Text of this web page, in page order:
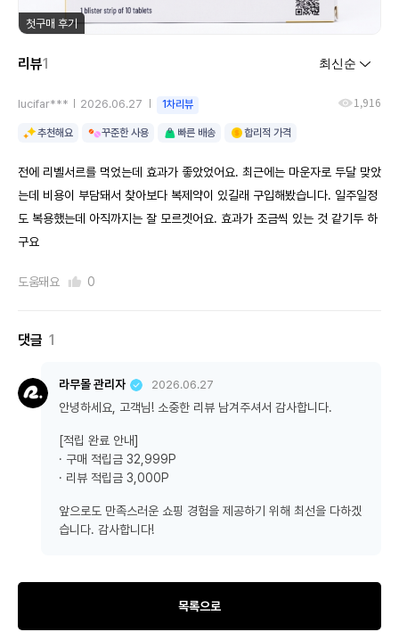
첫구매 후기
리뷰1
lucifar*** 2026.06.27 1차리뷰 1,916
추천해요 꾸준한 사용 빠른 배송 합리적 가격
전에 리벨서르를 먹었는데 효과가 좋았었어요. 최근에는 마운자로 두달 맞았
는데 비용이 부담돼서 찾아보다 복제약이 있길래 구입해봤습니다. 일주일정
도 복용했는데 아직까지는 잘 모르겟어요. 효과가 조금씩 있는 것 같기두 하
구요
도움돼요 0
댓글 1
라무몰 관리자 2026.06.27
안녕하세요, 고객님! 소중한 리뷰 남겨주셔서 감사합니다.
[적립 완료 안내]
· 구매 적립금 32,999P
· 리뷰 적립금 3,000P
앞으로도 만족스러운 쇼핑 경험을 제공하기 위해 최선을 다하겠
습니다. 감사합니다!
목록으로